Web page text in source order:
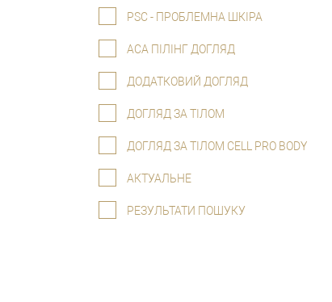
PSC - ПРОБЛЕМНА ШКІРА
АСА ПІЛІНГ ДОГЛЯД
ДОДАТКОВИЙ ДОГЛЯД
ДОГЛЯД ЗА ТІЛОМ
ДОГЛЯД ЗА ТІЛОМ CELL PRO BODY
АКТУАЛЬНЕ
РЕЗУЛЬТАТИ ПОШУКУ